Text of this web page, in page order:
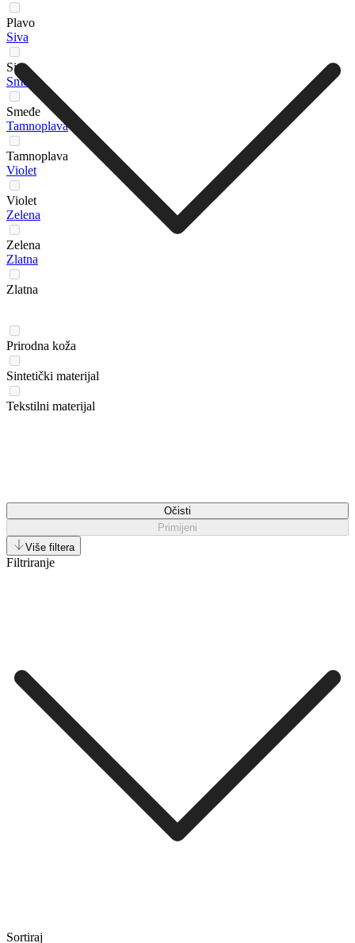
Plavo
Siva
Siva
Smeđe
Smeđe
Tamnoplava
Tamnoplava
Violet
Violet
Zelena
Zelena
Zlatna
Zlatna
Prirodna koža
Sintetički materijal
Tekstilni materijal
Očisti
Primijeni
Više filtera
Filtriranje
Sortiraj